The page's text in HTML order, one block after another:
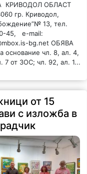
КРИВОДОЛ ОБЛАСТ
гр. Криводол,
13, тел.
45, e-mail:
bg.net ОБЯВА
чл. 8, ал. 4,
7 от ЗОС; чл. 92, ал. 1...
от 15
с изложба в